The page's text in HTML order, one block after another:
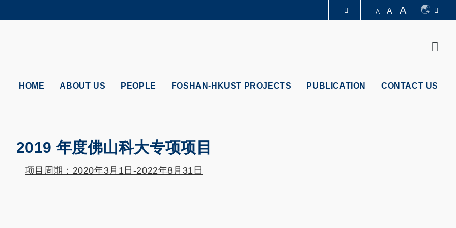
MORE ABOUT HKUST
A A A
HOME ABOUT US PEOPLE FOSHAN-HKUST PROJECTS PUBLICATION CONTACT US
2019 年度佛山科大专项项目
项目周期：2020年3月1日-2022年8月31日